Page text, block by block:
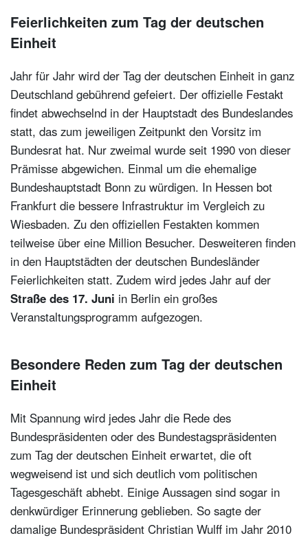
Feierlichkeiten zum Tag der deutschen
Einheit
Jahr für Jahr wird der Tag der deutschen Einheit in ganz
Deutschland gebührend gefeiert. Der offizielle Festakt
findet abwechselnd in der Hauptstadt des Bundeslandes
statt, das zum jeweiligen Zeitpunkt den Vorsitz im
Bundesrat hat. Nur zweimal wurde seit 1990 von dieser
Prämisse abgewichen. Einmal um die ehemalige
Bundeshauptstadt Bonn zu würdigen. In Hessen bot
Frankfurt die bessere Infrastruktur im Vergleich zu
Wiesbaden. Zu den offiziellen Festakten kommen
teilweise über eine Million Besucher. Desweiteren finden
in den Hauptstädten der deutschen Bundesländer
Feierlichkeiten statt. Zudem wird jedes Jahr auf der
Straße des 17. Juni in Berlin ein großes
Veranstaltungsprogramm aufgezogen.
Besondere Reden zum Tag der deutschen
Einheit
Mit Spannung wird jedes Jahr die Rede des
Bundespräsidenten oder des Bundestagspräsidenten
zum Tag der deutschen Einheit erwartet, die oft
wegweisend ist und sich deutlich vom politischen
Tagesgeschäft abhebt. Einige Aussagen sind sogar in
denkwürdiger Erinnerung geblieben. So sagte der
damalige Bundespräsident Christian Wulff im Jahr 2010